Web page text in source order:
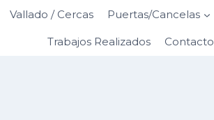
Vallado / Cercas Puertas/Cancelas
Trabajos Realizados Contacto